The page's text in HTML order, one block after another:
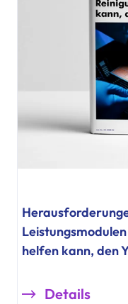
helfen kann, den
Details